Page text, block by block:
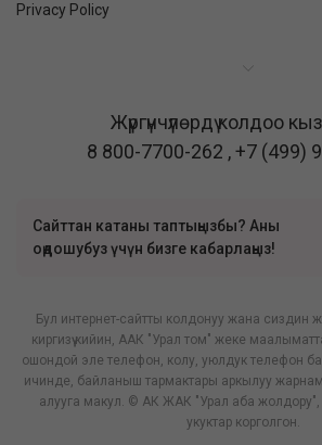
Privacy Policy
Жүргүнчүлөрдү колдоо
8 800-7700-262 ,+7 (499)
Сайттан катаны таптыңызбы? Аны
оңдошубуз үчүн бизге кабарлаңыз!
Бул интернет-сайтты колдонуу жана сиздин
киргизүү кийин, ААК "Урал том" жеке
ошондой эле телефон, колу, уюлдук телефон
ичинде, байланыш тармактары аркылуу
алууга макул. © АК ЖАК "Урал аба
укуктар корголгон.